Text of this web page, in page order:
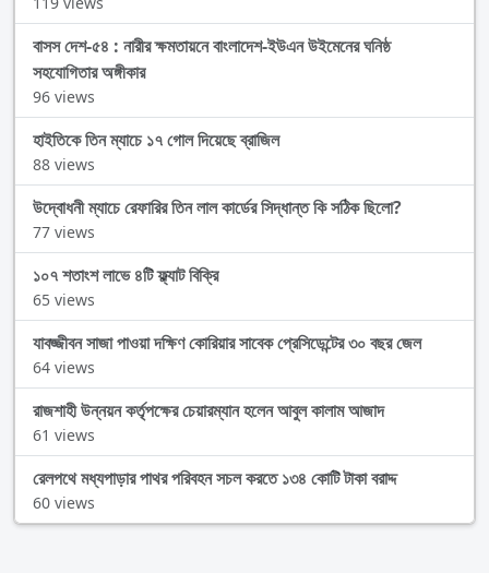
বাসস দেশ-৫৪ : নারীর ক্ষমতায়নে বাংলাদেশ-ইউএন উইমেনের ঘনিষ্ঠ
সহযোগিতার অঙ্গীকার
96 views
হাইতিকে তিন ম্যাচে ১৭ গোল দিয়েছে ব্রাজিল
88 views
উদ্বোধনী ম্যাচে রেফারির তিন লাল কার্ডের সিদ্ধান্ত কি সঠিক ছিলো?
77 views
১০৭ শতাংশ লাভে ৪টি ফ্ল্যাট বিক্রি
65 views
যাবজ্জীবন সাজা পাওয়া দক্ষিণ কোরিয়ার সাবেক প্রেসিডেন্টের ৩০ বছর জেল
64 views
রাজশাহী উন্নয়ন কর্তৃপক্ষের চেয়ারম্যান হলেন আবুল কালাম আজাদ
61 views
রেলপথে মধ্যপাড়ার পাথর পরিবহন সচল করতে ১৩৪ কোটি টাকা বরাদ্দ
60 views